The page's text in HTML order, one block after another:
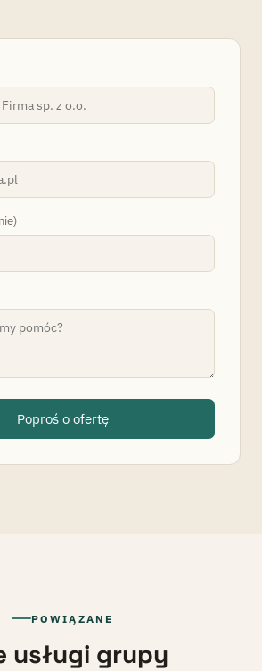
Poproś o ofertę
POWIĄZANE
usługi grupy